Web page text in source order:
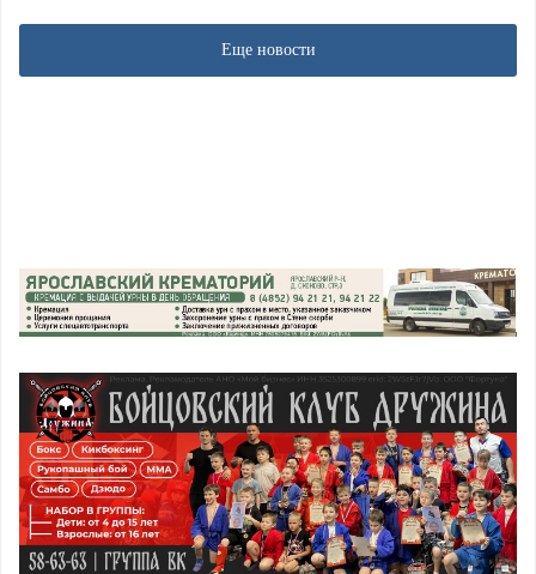
Еще новости